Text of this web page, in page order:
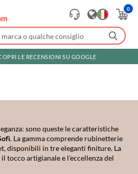
0
LE RECENSIONI SU GOOGLE
sono queste le caratteristiche
. La gamma comprende rubinetterie
disponibili in tre eleganti finiture. La
tocco artigianale e l'eccellenza del